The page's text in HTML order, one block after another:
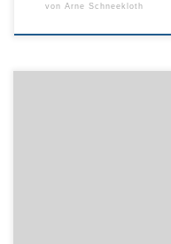
von Arne Schneekloth